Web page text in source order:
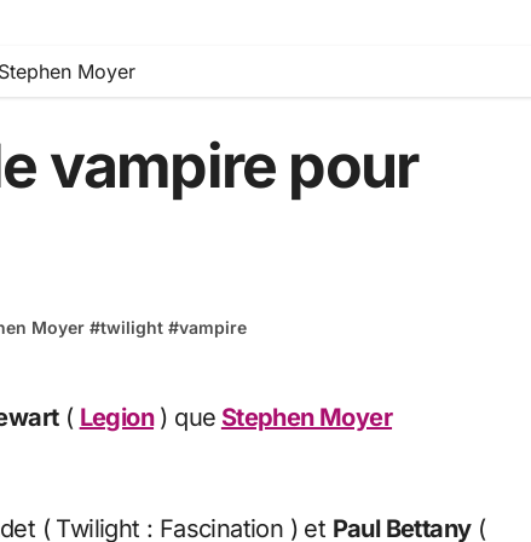
Moyer
vampire pour
Moyer #twilight #vampire
( Legion) que Stephen Moyer
( Twilight : Fascination ) et Paul Bettany(